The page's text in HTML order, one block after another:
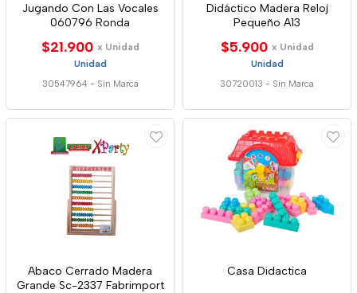
Jugando Con Las Vocales
060796 Ronda
$21.900 x Unidad
Unidad
30547964 - Sin Marca
Didáctico Madera Reloj
Pequeño A13
$5.900 x Unidad
Unidad
30720013 - Sin Marca
Abaco Cerrado Madera
Grande Sc-2337 Fabrimport
Casa Didactica